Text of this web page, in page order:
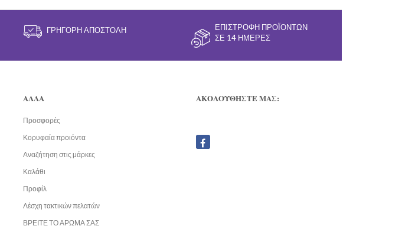
ΓΡΉΓΟΡΗ ΑΠΟΣΤΟΛΉ
ΕΠΙΣΤΡΟΦΉ ΠΡΟΪΌΝΤΩΝ
ΣΕ 14 ΗΜΈΡΕΣ
ΑΛΛΑ
Προσφορές
Κορυφαία προιόντα
Αναζήτηση στις μάρκες
Καλάθι
Προφίλ
Λέσχη τακτικών πελατών
ΒΡΕΙΤΕ ΤΟ ΑΡΩΜΑ ΣΑΣ
ΑΚΟΛΟΥΘΗΣΤΕ ΜΑΣ: